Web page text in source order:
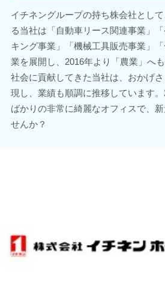
イチネングループの持ち株会社とし
る当社は「自動車リース関連事業」
キング事業」「機械工具販売事業」
業を展開し、2016年より「農業」へ
社会に貢献してきた当社は、おかげ
現し、業績も順調に推移しています
ばかりの非常に綺麗なオフィスで、
せんか？